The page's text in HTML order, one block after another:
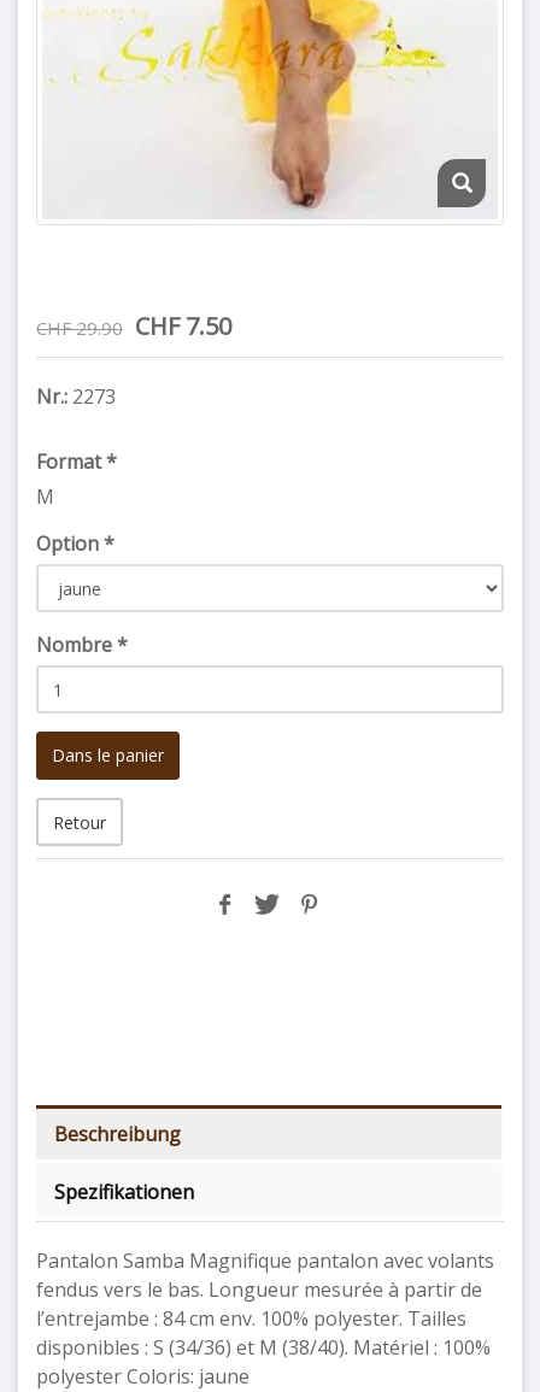
CHF 29.90 CHF 7.50
Nr.: 2273
Format*
M
Option*
Nombre*
Dans le panier
Retour
Beschreibung
Spezifikationen
Pantalon Samba Magnifique pantalon avec volants
fendus vers le bas. Longueur mesurée à partir de
l’entrejambe : 84 cm env. 100% polyester. Tailles
disponibles : S (34/36) et M (38/40). Matériel : 100%
polyester Coloris: jaune